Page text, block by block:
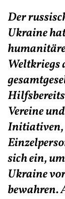
Der
Ukraine
Weltkriegs
Vereine
Initiativen,
sich ein,
Ukraine
bewahren.